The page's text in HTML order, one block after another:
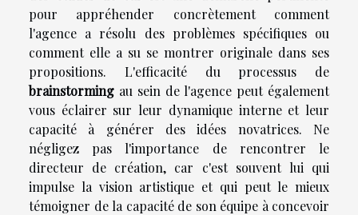
pour appréhender concrètement comment
l'agence a résolu des problèmes spécifiques ou
comment elle a su se montrer originale dans ses
propositions. L'efficacité du processus de
brainstorming au sein de l'agence peut également
vous éclairer sur leur dynamique interne et leur
capacité à générer des idées novatrices. Ne
négligez pas l'importance de rencontrer le
directeur de création, car c'est souvent lui qui
impulse la vision artistique et qui peut le mieux
témoigner de la capacité de son équipe à concevoir